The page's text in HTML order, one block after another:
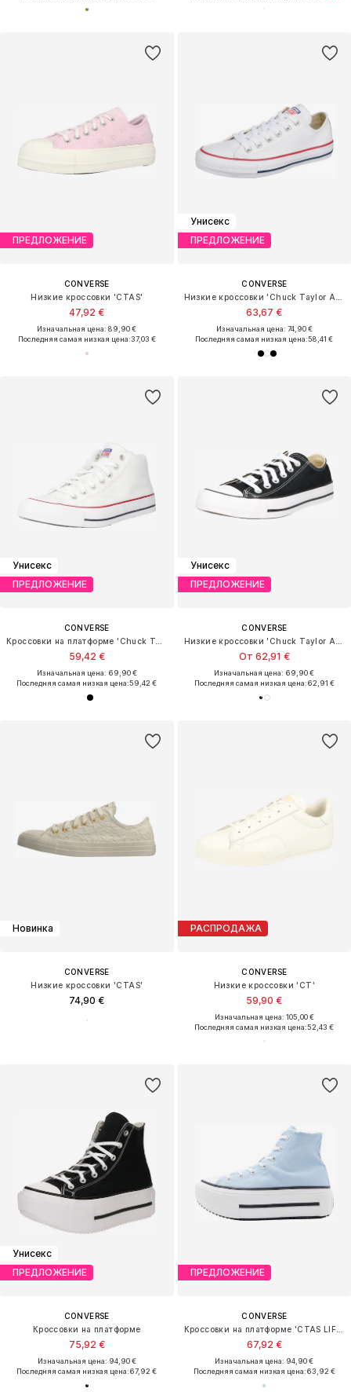
ПРЕДЛОЖЕНИЕ
CONVERSE
Низкие кроссовки 'CTAS'
47,92 €
Изначальная цена: 89,90 €
Последняя самая низкая цена:37,03 €
Унисекс
ПРЕДЛОЖЕНИЕ
CONVERSE
63,67 €
Изначальная цена: 74,90 €
Последняя самая низкая цена:58,41 €
Унисекс
ПРЕДЛОЖЕНИЕ
CONVERSE
59,42 €
Изначальная цена: 69,90 €
Последняя самая низкая цена:59,42 €
Унисекс
ПРЕДЛОЖЕНИЕ
CONVERSE
От 62,91 €
Изначальная цена: 69,90 €
Последняя самая низкая цена:62,91 €
Новинка
CONVERSE
Низкие кроссовки 'CTAS'
74,90 €
РАСПРОДАЖА
CONVERSE
Низкие кроссовки 'CT'
59,90 €
Изначальная цена: 105,00 €
Последняя самая низкая цена:52,43 €
Унисекс
ПРЕДЛОЖЕНИЕ
CONVERSE
Кроссовки на платформе
75,92 €
Изначальная цена: 94,90 €
Последняя самая низкая цена:67,92 €
ПРЕДЛОЖЕНИЕ
CONVERSE
67,92 €
Изначальная цена: 94,90 €
Последняя самая низкая цена:63,92 €